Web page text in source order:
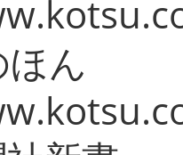
ん